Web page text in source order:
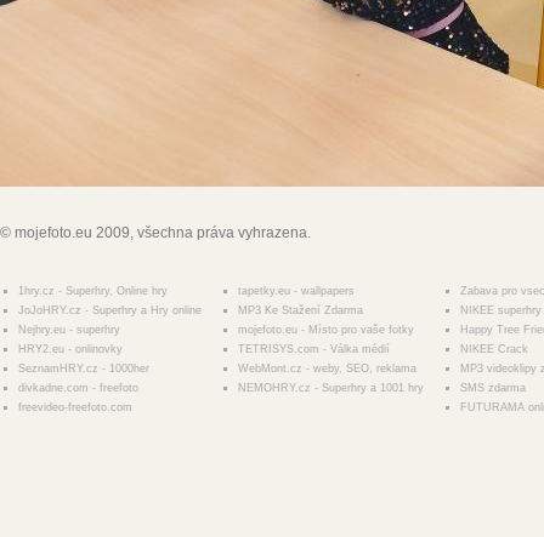
© mojefoto.eu 2009, všechna práva vyhrazena.
1hry.cz - Superhry, Online hry
JoJoHRY.cz - Superhry a Hry online
Nejhry.eu - superhry
HRY2.eu - onlinovky
SeznamHRY.cz - 1000her
divkadne.com - freefoto
freevideo-freefoto.com
tapetky.eu - wallpapers
MP3 Ke Stažení Zdarma
mojefoto.eu - Místo pro vaše fotky
TETRISYS.com - Válka médií
WebMont.cz - weby, SEO, reklama
NEMOHRY.cz - Superhry a 1001 hry
Zabava pro
NIKEE superhry
Happy Tree
NIKEE Crack
MP3 videoklipy
SMS zdarma
FUTURAMA